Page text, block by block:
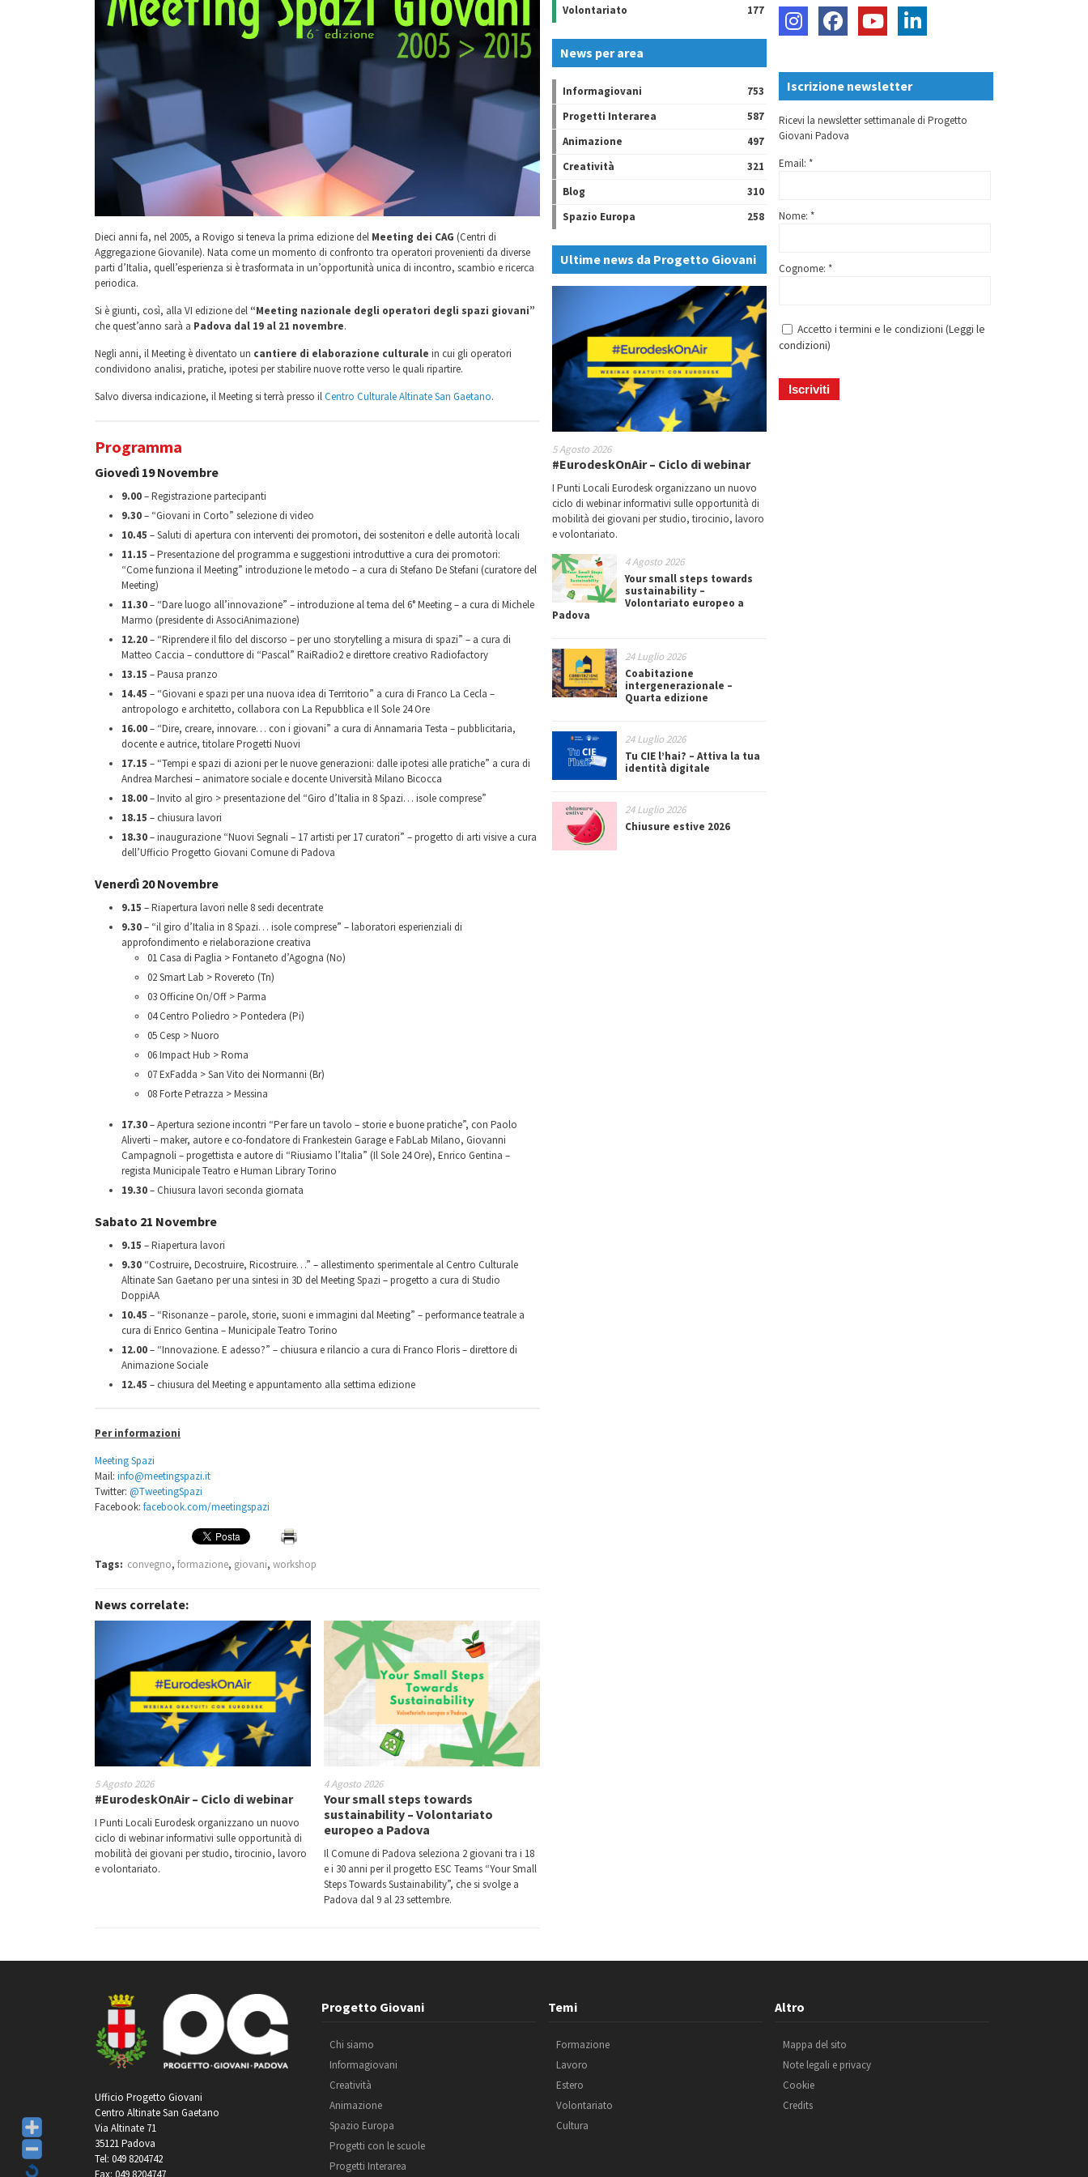
Dieci anni fa, nel 2005, a Rovigo si teneva la prima edizione del Meeting dei CAG (Centri di
Aggregazione Giovanile). Nata come un momento di confronto tra operatori provenienti da diverse
parti d’Italia, quell’esperienza si è trasformata in un’opportunità unica di incontro, scambio e ricerca
periodica.
Si è giunti, così, alla VI edizione del “Meeting nazionale degli operatori degli spazi giovani”
che quest’anno sarà a Padova dal 19 al 21 novembre.
Negli anni, il Meeting è diventato un cantiere di elaborazione culturale in cui gli operatori
condividono analisi, pratiche, ipotesi per stabilire nuove rotte verso le quali ripartire.
Salvo diversa indicazione, il Meeting si terrà presso ilCentro Culturale Altinate San Gaetano.
Programma
Giovedì 19 Novembre
9.00– Registrazione partecipanti
9.30– “Giovani in Corto” selezione di video
10.45 – Saluti di apertura con interventi dei promotori, dei sostenitori e delle autorità locali
11.15 – Presentazione del programma e suggestioni introduttive a cura dei promotori:
“Come funziona il Meeting” introduzione le metodo – a cura di Stefano De Stefani (curatore del
Meeting)
11.30– “Dare luogo all’innovazione” – introduzione al tema del 6° Meeting – a cura di Michele
Marmo (presidente di AssociAnimazione)
12.20– “Riprendere il filo del discorso – per uno storytelling a misura di spazi” – a cura di
Matteo Caccia – conduttore di “Pascal” RaiRadio2 e direttore creativo Radiofactory
13.15 – Pausa pranzo
14.45 – “Giovani e spazi per una nuova idea di Territorio” a cura di Franco La Cecla –
antropologo e architetto, collabora con La Repubblica e Il Sole 24 Ore
16.00– “Dire, creare, innovare… con i giovani” a cura di Annamaria Testa – pubblicitaria,
docente e autrice, titolare Progetti Nuovi
17.15 – “Tempi e spazi di azioni per le nuove generazioni: dalle ipotesi alle pratiche” a cura di
Andrea Marchesi – animatore sociale e docente Università Milano Bicocca
18.00– Invito al giro > presentazione del “Giro d’Italia in 8 Spazi… isole comprese”
18.15 – chiusura lavori
18.30– inaugurazione “Nuovi Segnali – 17 artisti per 17 curatori” – progetto di arti visive a cura
dell’Ufficio Progetto Giovani Comune di Padova
Venerdì 20 Novembre
9.15 – Riapertura lavori nelle 8 sedi decentrate
9.30– “il giro d’Italia in 8 Spazi… isole comprese” – laboratori esperienziali di
approfondimento e rielaborazione creativa
01 Casa di Paglia > Fontaneto d’Agogna (No)
02 Smart Lab > Rovereto (Tn)
03 Officine On/Off > Parma
04 Centro Poliedro > Pontedera (Pi)
05 Cesp > Nuoro
06 Impact Hub > Roma
07 ExFadda > San Vito dei Normanni (Br)
08 Forte Petrazza > Messina
17.30– Apertura sezione incontri “Per fare un tavolo – storie e buone pratiche”, con Paolo
Aliverti – maker, autore e co-fondatore di Frankestein Garage e FabLab Milano, Giovanni
Campagnoli – progettista e autore di “Riusiamo l’Italia” (Il Sole 24 Ore), Enrico Gentina –
regista Municipale Teatro e Human Library Torino
19.30– Chiusura lavori seconda giornata
Sabato 21 Novembre
9.15 – Riapertura lavori
9.30“Costruire, Decostruire, Ricostruire…” – allestimento sperimentale al Centro Culturale
Altinate San Gaetano per una sintesi in 3D del Meeting Spazi – progetto a cura di Studio
DoppiAA
10.45 – “Risonanze – parole, storie, suoni e immagini dal Meeting” – performance teatrale a
cura di Enrico Gentina – Municipale Teatro Torino
12.00– “Innovazione. E adesso?” – chiusura e rilancio a cura di Franco Floris – direttore di
Animazione Sociale
12.45 – chiusura del Meeting e appuntamento alla settima edizione
Per informazioni
Meeting Spazi
Mail: info@meetingspazi.it
Twitter: @TweetingSpazi
Facebook: facebook.com/meetingspazi
Tags: convegno, formazione, giovani, workshop
News correlate:
5 Agosto 2026
#EurodeskOnAir – Ciclo di webinar
I Punti Locali Eurodesk organizzano un nuovo
ciclo di webinar informativi sulle opportunità di
mobilità dei giovani per studio, tirocinio, lavoro
e volontariato.
4 Agosto 2026
Your small steps towards
sustainability – Volontariato
europeo a Padova
Il Comune di Padova seleziona 2 giovani tra i 18
e i 30 anni per il progetto ESC Teams “Your Small
Steps Towards Sustainability”, che si svolge a
Padova dal 9 al 23 settembre.
Volontariato
177
News per area
Informagiovani
753
Progetti Interarea
587
Animazione
497
Creatività
321
Blog
310
Spazio Europa
258
Ultime news da Progetto Giovani
5 Agosto 2026
#EurodeskOnAir – Ciclo di webinar
I Punti Locali Eurodesk organizzano un nuovo
ciclo di webinar informativi sulle opportunità di
mobilità dei giovani per studio, tirocinio, lavoro
e volontariato.
4 Agosto 2026
Your small steps towards
sustainability –
Volontariato europeo a
Padova
24 Luglio 2026
Coabitazione
intergenerazionale –
Quarta edizione
24 Luglio 2026
Tu CIE l’hai? – Attiva la tua
identità digitale
24 Luglio 2026
Chiusure estive 2026
Iscrizione newsletter
Ricevi la newsletter settimanale di Progetto
Giovani Padova
Email: *
Nome: *
Cognome: *
Accetto i termini e le condizioni (Leggi le
condizioni)
Ufficio Progetto Giovani
Centro Altinate San Gaetano
Via Altinate 71
35121 Padova
Tel: 049 8204742
Progetto Giovani
Chi siamo
Informagiovani
Creatività
Animazione
Spazio Europa
Progetti con le scuole
Progetti Interarea
Temi
Formazione
Lavoro
Estero
Volontariato
Cultura
Altro
Mappa del sito
Note legali e privacy
Cookie
Credits